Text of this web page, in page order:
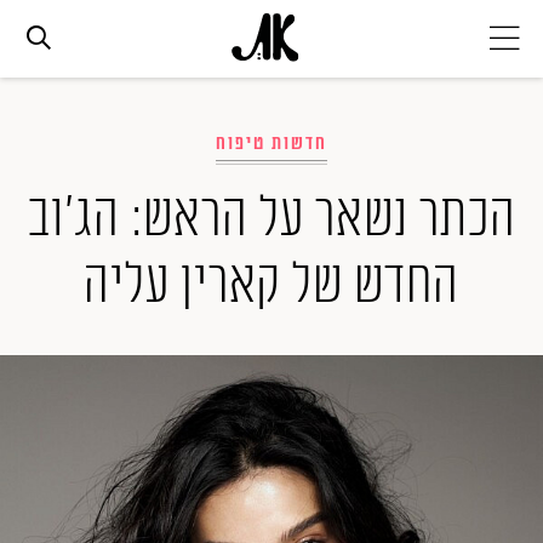
אופנה
ביוטי
סלבס
ערוצים נוספים
המגזין
חדשות טיפוח
הכתר נשאר על הראש: הג'וב
החדש של קארין עליה